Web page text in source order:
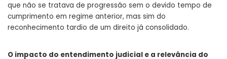
que não se tratava de progressão sem o devido tempo de
cumprimento em regime anterior, mas sim do
reconhecimento tardio de um direito já consolidado.
O impacto do entendimento judicial e a relevância do